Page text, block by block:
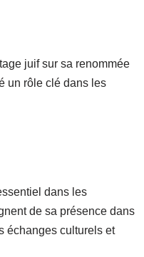
juif sur sa renommée
un rôle clé dans les
dans les
de sa présence dans
échanges culturels et